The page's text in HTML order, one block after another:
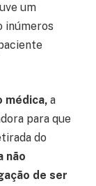
um
inúmeros
médica, a
para que
do
não
de ser